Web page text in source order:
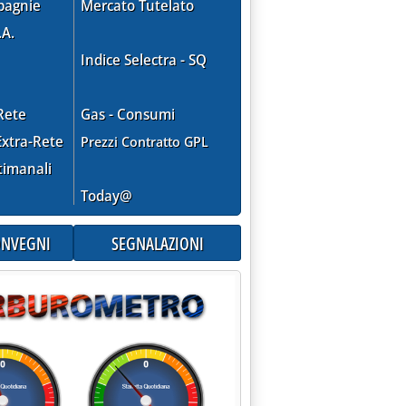
le scorte di greggio e benzina negli Usa'
12 certificati'
Rete
Mercato Tutelato
Indice Selectra - SQ
Gas - Consumi
Prezzi Contratto GPL
Today@
SEGNALAZIONI